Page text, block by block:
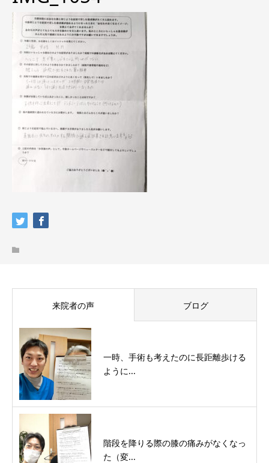
来院者の声 ブログ
一時、手術も考えたのに長距離歩ける
ように...
階段を降りる際の膝の痛みがなくなっ
た（変...